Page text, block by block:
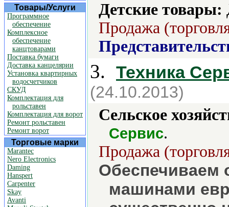
Товары/Услуги
Программное
обеспечение
Комплексное
обеспечение
канцтоварами
Поставка бумаги
Доставка канцелярии
Установка квартирных
водосчетчиков
СКУД
Комплектация для
рольставен
Комплектация для ворот
Ремонт рольставен
Ремонт ворот
Торговые марки
Marantec
Nero Electronics
Daming
Hanspert
Carpenter
Skay
Avanti
Детские товары:
Продажа
3. Техника
(24.10.2013)
Сельское
Сервис.
Продажа
Обеспечиваем
машинами